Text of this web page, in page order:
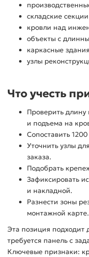
складские
кровли над
объекты с
каркасные
узлы
Что учесть
Проверить длину
и подъема на
Сопоставить
Уточнить узлы
заказа.
Подобрать
Зафиксировать
и накладной.
Разнести зоны
монтажной карте.
Эта позиция подходит
требуется панель с
Ключевые признаки: